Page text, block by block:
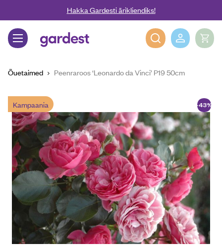
Liigu edasi põhisisu juurdeHakka Gardesti ärikliendiks!
Gardest
Õuetaimed Peenraroos ‘Leonardo da Vinci’ P19 50cm
-43%
Kampaania